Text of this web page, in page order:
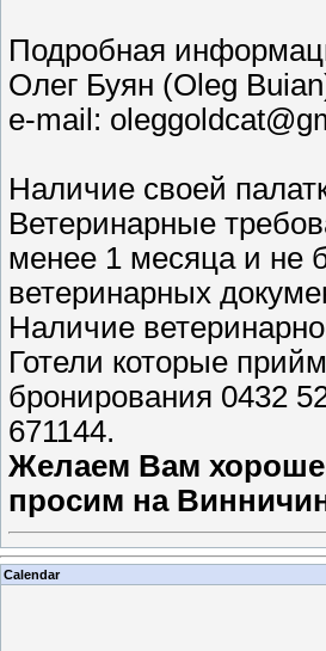
Подробная
Олег Буян (Oleg
e-mail:
Наличие своей
Ветеринарные
менее 1 месяца и не
ветеринарных
Наличие
Готели которые
бронирования 0432
671144.
Желаем Вам
просим на
Calendar